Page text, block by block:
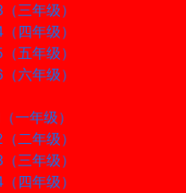
三年级）
四年级）
五年级）
六年级）
一年级）
二年级）
三年级）
四年级）